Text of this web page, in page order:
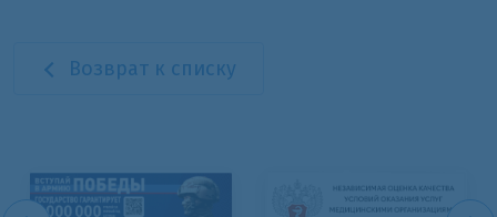
Возврат к списку